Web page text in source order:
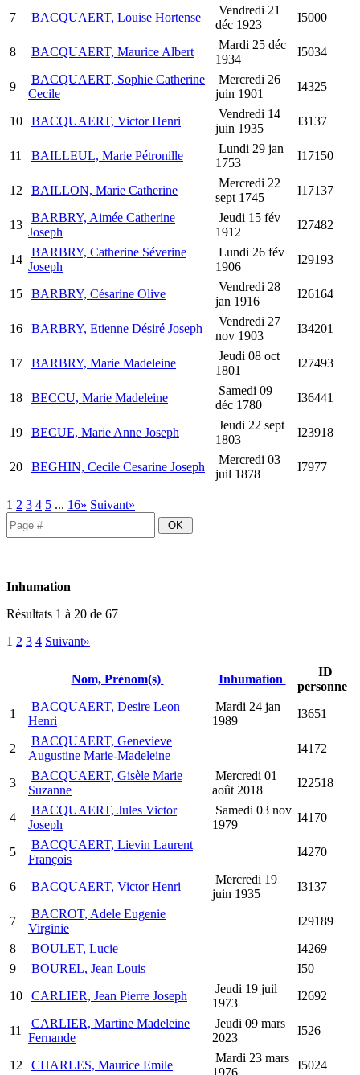
7 BACQUAERT, Louise Hortense
Vendredi 21
déc 1923
I5000
8 BACQUAERT, Maurice Albert
Mardi 25 déc
1934
I5034
9
BACQUAERT, Sophie Catherine
Cecile
Mercredi 26
juin 1901
I4325
10 BACQUAERT, Victor Henri
Vendredi 14
juin 1935
I3137
11 BAILLEUL, Marie Pétronille
Lundi 29 jan
1753
I17150
12 BAILLON, Marie Catherine
Mercredi 22
sept 1745
I17137
13
BARBRY, Aimée Catherine
Joseph
Jeudi 15 fév
1912
I27482
14
BARBRY, Catherine Séverine
Joseph
Lundi 26 fév
1906
I29193
15 BARBRY, Césarine Olive
Vendredi 28
jan 1916
I26164
16 BARBRY, Etienne Désiré Joseph
Vendredi 27
nov 1903
I34201
17 BARBRY, Marie Madeleine
Jeudi 08 oct
1801
I27493
18 BECCU, Marie Madeleine
Samedi 09
déc 1780
I36441
19 BECUE, Marie Anne Joseph
Jeudi 22 sept
1803
I23918
20 BEGHIN, Cecile Cesarine Joseph
Mercredi 03
juil 1878
I7977
1 2 3 4 5 ... 16» Suivant»
Inhumation
Résultats 1 à 20 de 67
1 2 3 4 Suivant»
Nom, Prénom(s) Inhumation
ID
personne
1
BACQUAERT, Desire Leon
Henri
Mardi 24 jan
1989
I3651
2
BACQUAERT, Genevieve
Augustine Marie-Madeleine
I4172
3
BACQUAERT, Gisèle Marie
Suzanne
Mercredi 01
août 2018
I22518
4
BACQUAERT, Jules Victor
Joseph
Samedi 03 nov
1979
I4170
5
BACQUAERT, Lievin Laurent
François
I4270
6 BACQUAERT, Victor Henri
Mercredi 19
juin 1935
I3137
7
BACROT, Adele Eugenie
Virginie
I29189
8
BOULET, Lucie
I4269
9
BOUREL, Jean Louis
I50
10
CARLIER, Jean Pierre Joseph
Jeudi 19 juil
1973
I2692
11
CARLIER, Martine Madeleine
Fernande
Jeudi 09 mars
2023
I526
12 CHARLES, Maurice Emile
Mardi 23 mars
I5024